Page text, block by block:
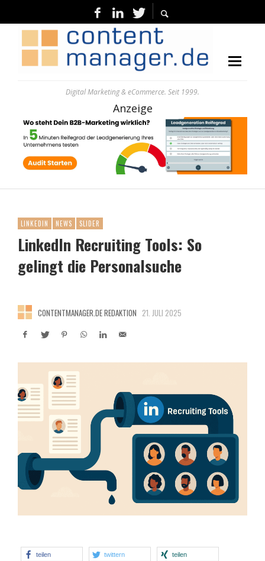
Digital Marketing & eCommerce. Seit 1999.
Anzeige
LINKEDIN NEWS SLIDER
LinkedIn Recruiting Tools: So
gelingt die Personalsuche
CONTENTMANAGER.DE REDAKTION 21. JULI 2025
teilen twittern teilen